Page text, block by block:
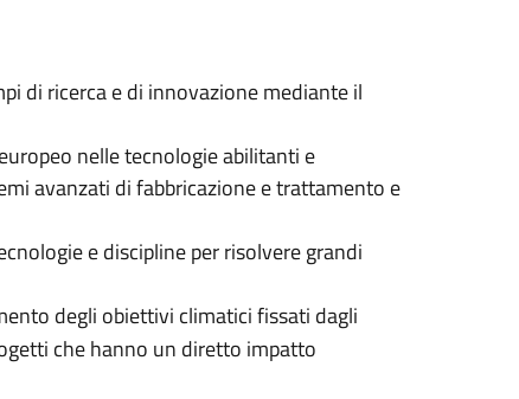
di ricerca e di innovazione mediante il
nelle tecnologie abilitanti e
avanzati di fabbricazione e trattamento e
e discipline per risolvere grandi
degli obiettivi climatici fissati dagli
che hanno un diretto impatto